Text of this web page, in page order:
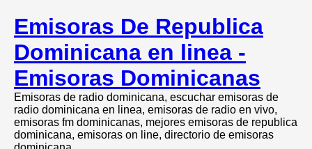
Emisoras De Republica
Dominicana en linea -
Emisoras Dominicanas
Emisoras de radio dominicana, escuchar emisoras de
radio dominicana en linea, emisoras de radio en vivo,
emisoras fm dominicanas, mejores emisoras de republica
dominicana, emisoras on line, directorio de emisoras